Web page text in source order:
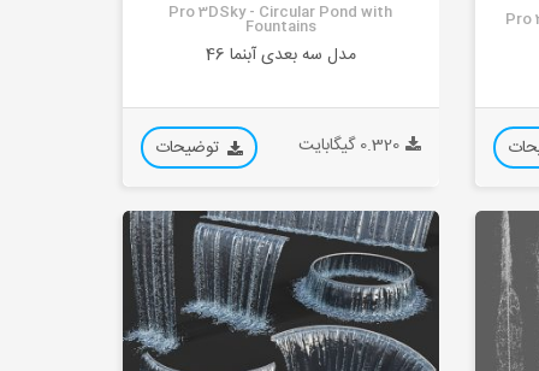
Pro
Pro 3DSky - Circular Pond with
Fountains
مدل سه بعدی آبنما 46
0.320 گیگابایت توضیحات